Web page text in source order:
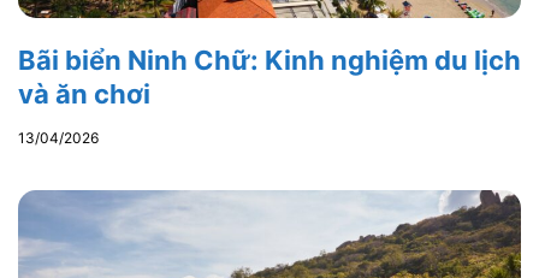
Bãi biển Ninh Chữ: Kinh nghiệm du lịch
và ăn chơi
13/04/2026